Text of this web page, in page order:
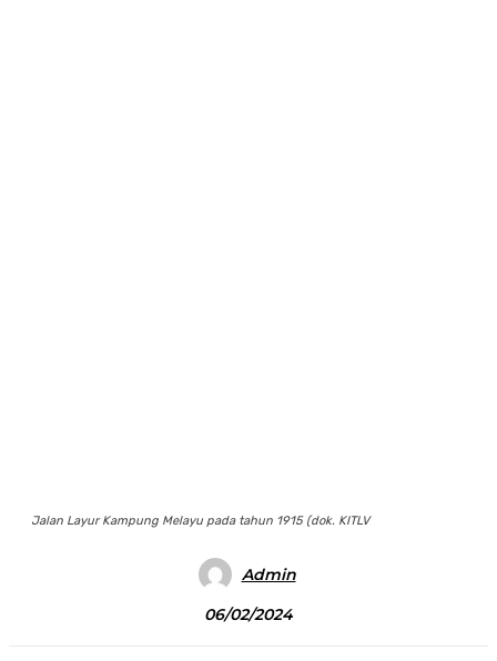
Jalan Layur Kampung Melayu pada tahun 1915 (dok. KITLV
Admin
06/02/2024